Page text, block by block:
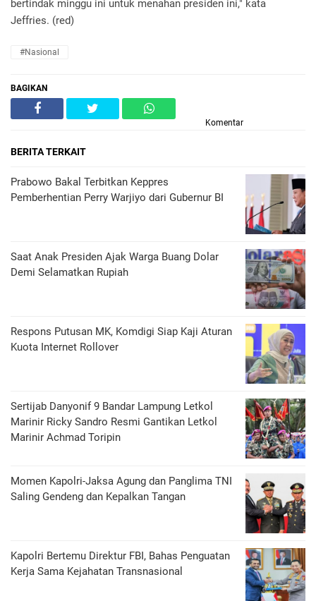
bertindak minggu ini untuk menahan presiden ini," kata
Jeffries. (red)
#Nasional
BAGIKAN
Komentar
BERITA TERKAIT
Prabowo Bakal Terbitkan Keppres
Pemberhentian Perry Warjiyo dari Gubernur BI
Saat Anak Presiden Ajak Warga Buang Dolar
Demi Selamatkan Rupiah
Respons Putusan MK, Komdigi Siap Kaji Aturan
Kuota Internet Rollover
Sertijab Danyonif 9 Bandar Lampung Letkol
Marinir Ricky Sandro Resmi Gantikan Letkol
Marinir Achmad Toripin
Momen Kapolri-Jaksa Agung dan Panglima TNI
Saling Gendeng dan Kepalkan Tangan
Kapolri Bertemu Direktur FBI, Bahas Penguatan
Kerja Sama Kejahatan Transnasional